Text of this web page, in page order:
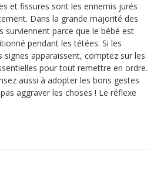
et fissures sont les ennemis jurés
Dans la grande majorité des
surviennent parce que le bébé est
pendant les tétées. Si les
signes apparaissent, comptez sur les
pour tout remettre en ordre.
aussi à adopter les bons gestes
aggraver les choses ! Le réflexe